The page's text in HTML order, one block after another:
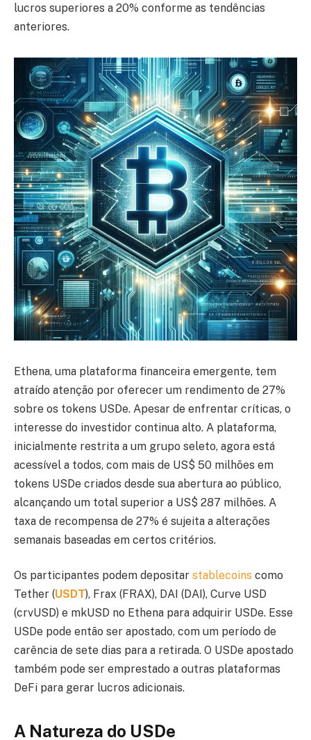
lucros superiores a 20% conforme as tendências
anteriores.
Ethena, uma plataforma financeira emergente, tem
atraído atenção por oferecer um rendimento de 27%
sobre os tokens USDe. Apesar de enfrentar críticas, o
interesse do investidor continua alto. A plataforma,
inicialmente restrita a um grupo seleto, agora está
acessível a todos, com mais de US$ 50 milhões em
tokens USDe criados desde sua abertura ao público,
alcançando um total superior a US$ 287 milhões. A
taxa de recompensa de 27% é sujeita a alterações
semanais baseadas em certos critérios.
Os participantes podem depositar stablecoins como
Tether (USDT), Frax (FRAX), DAI (DAI), Curve USD
(crvUSD) e mkUSD no Ethena para adquirir USDe. Esse
USDe pode então ser apostado, com um período de
carência de sete dias para a retirada. O USDe apostado
também pode ser emprestado a outras plataformas
DeFi para gerar lucros adicionais.
A Natureza do USDe